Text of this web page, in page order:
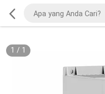
1 / 1